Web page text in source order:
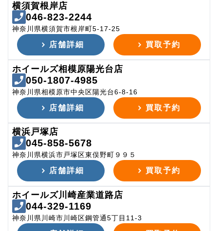
横須賀根岸店
046-823-2244
神奈川県横須賀市根岸町5-17-25
店舗詳細 買取予約
ホイールズ相模原陽光台店
050-1807-4985
神奈川県相模原市中央区陽光台6-8-16
店舗詳細 買取予約
横浜戸塚店
045-858-5678
神奈川県横浜市戸塚区東俣野町９９５
店舗詳細 買取予約
ホイールズ川崎産業道路店
044-329-1169
神奈川県川崎市川崎区鋼管通5丁目11-3